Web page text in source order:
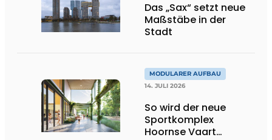
Das „Sax“ setzt neue
Maßstäbe in der
Stadt
MODULARER AUFBAU
14. JULI 2026
So wird der neue
Sportkomplex
Hoornse Vaart